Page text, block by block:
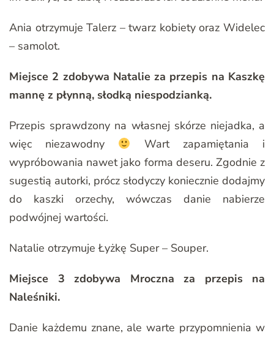
Ania otrzymuje Talerz – twarz kobiety oraz Widelec
– samolot.
Miejsce 2 zdobywa Natalie za przepis na Kaszkę
mannę z płynną, słodką niespodzianką.
Przepis sprawdzony na własnej skórze niejadka, a
więc niezawodny
Wart zapamiętania i
wypróbowania nawet jako forma deseru. Zgodnie z
sugestią autorki, prócz słodyczy koniecznie dodajmy
do kaszki orzechy, wówczas danie nabierze
podwójnej wartości.
Natalie otrzymuje Łyżkę Super – Souper.
Miejsce 3 zdobywa Mroczna za przepis na
Naleśniki.
Danie każdemu znane, ale warte przypomnienia w